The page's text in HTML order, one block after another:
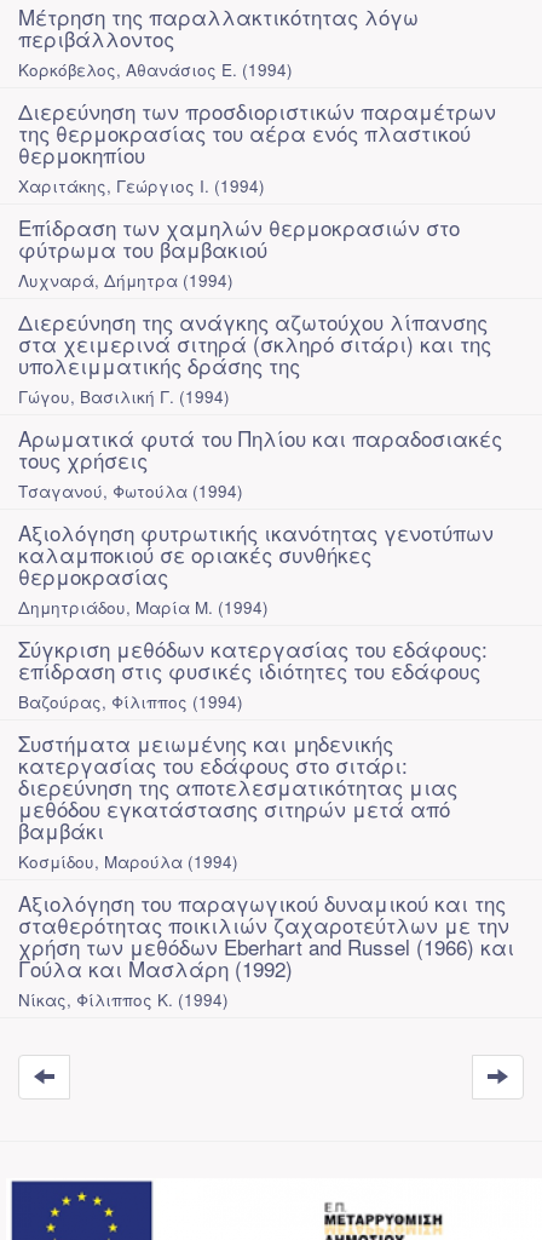
Μέτρηση της παραλλακτικότητας λόγω
περιβάλλοντος
Κορκόβελος, Αθανάσιος Ε. (1994)
Διερεύνηση των προσδιοριστικών παραμέτρων
της θερμοκρασίας του αέρα ενός πλαστικού
θερμοκηπίου
Χαριτάκης, Γεώργιος Ι. (1994)
Επίδραση των χαμηλών θερμοκρασιών στο
φύτρωμα του βαμβακιού
Λυχναρά, Δήμητρα (1994)
Διερεύνηση της ανάγκης αζωτούχου λίπανσης
στα χειμερινά σιτηρά (σκληρό σιτάρι) και της
υπολειμματικής δράσης της
Γώγου, Βασιλική Γ. (1994)
Αρωματικά φυτά του Πηλίου και παραδοσιακές
τους χρήσεις
Τσαγανού, Φωτούλα (1994)
Αξιολόγηση φυτρωτικής ικανότητας γενοτύπων
καλαμποκιού σε οριακές συνθήκες
θερμοκρασίας
Δημητριάδου, Μαρία Μ. (1994)
Σύγκριση μεθόδων κατεργασίας του εδάφους:
επίδραση στις φυσικές ιδιότητες του εδάφους
Βαζούρας, Φίλιππος (1994)
Συστήματα μειωμένης και μηδενικής
κατεργασίας του εδάφους στο σιτάρι:
διερεύνηση της αποτελεσματικότητας μιας
μεθόδου εγκατάστασης σιτηρών μετά από
βαμβάκι
Κοσμίδου, Μαρούλα (1994)
Αξιολόγηση του παραγωγικού δυναμικού και της
σταθερότητας ποικιλιών ζαχαροτεύτλων με την
χρήση των μεθόδων Eberhart and Russel (1966) και
Γούλα και Μασλάρη (1992)
Νίκας, Φίλιππος Κ. (1994)